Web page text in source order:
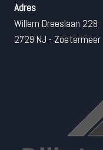
Adres
Willem Dreeslaan 228
2729 NJ - Zoetermeer